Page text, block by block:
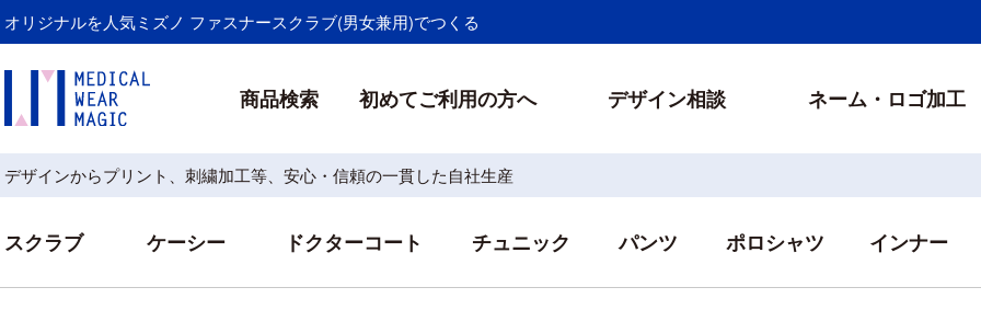
オリジナルを人気ミズノ ファスナースクラブ(男女兼用)でつくる
商品検索 初めてご利用の方へ デザイン相談 ネーム・ロゴ加工
デザインからプリント、刺繍加工等、安心・信頼の一貫した自社生産
スクラブ ケーシー ドクターコート チュニック パンツ ポロシャツ インナー